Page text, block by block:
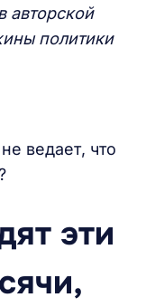
авторской
политики
ведает, что
эти